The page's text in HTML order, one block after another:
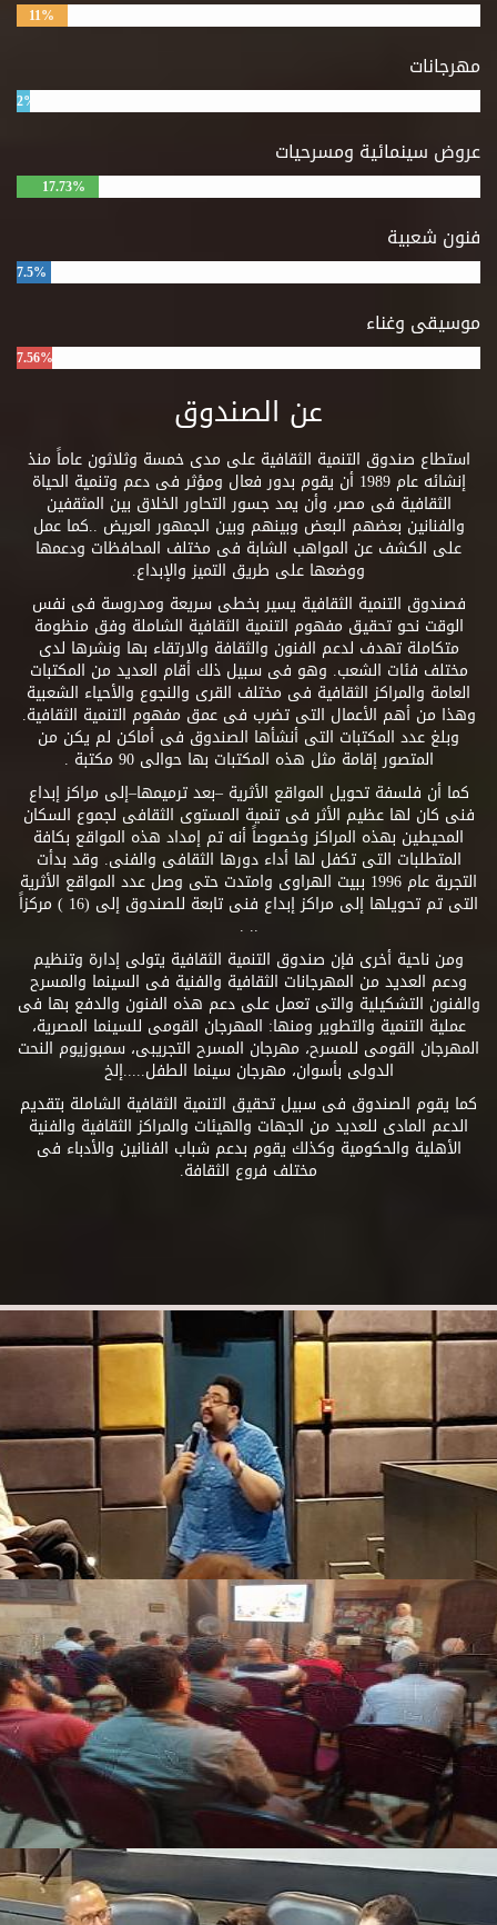
11%
مهرجانات
2%
عروض سينمائية ومسرحيات
17.73%
فنون شعبية
7.5%
موسيقى وغناء
7.56%
عن الصندوق
استطاع صندوق التنمية الثقافية على مدى خمسة وثلاثون عاماً منذ
إنشائه عام 1989 أن يقوم بدور فعال ومؤثر فى دعم وتنمية الحياة
الثقافية فى مصر، وأن يمد جسور التحاور الخلاق بين المثقفين
والفنانين بعضهم البعض وبينهم وبين الجمهور العريض ..كما عمل
على الكشف عن المواهب الشابة فى مختلف المحافظات ودعمها
ووضعها على طريق التميز والإبداع.
فصندوق التنمية الثقافية يسير بخطى سريعة ومدروسة فى نفس
الوقت نحو تحقيق مفهوم التنمية الثقافية الشاملة وفق منظومة
متكاملة تهدف لدعم الفنون والثقافة والارتقاء بها ونشرها لدى
مختلف فئات الشعب. وهو فى سبيل ذلك أقام العديد من المكتبات
العامة والمراكز الثقافية فى مختلف القرى والنجوع والأحياء الشعبية
وهذا من أهم الأعمال التى تضرب فى عمق مفهوم التنمية الثقافية.
وبلغ عدد المكتبات التى أنشأها الصندوق فى أماكن لم يكن من
المتصور إقامة مثل هذه المكتبات بها حوالى 90 مكتبة .
كما أن فلسفة تحويل المواقع الأثرية –بعد ترميمها–إلى مراكز إبداع
فنى كان لها عظيم الأثر فى تنمية المستوى الثقافى لجموع السكان
المحيطين بهذه المراكز وخصوصاً أنه تم إمداد هذه المواقع بكافة
المتطلبات التى تكفل لها أداء دورها الثقافى والفنى. وقد بدأت
التجربة عام 1996 ببيت الهراوى وامتدت حتى وصل عدد المواقع الأثرية
التى تم تحويلها إلى مراكز إبداع فنى تابعة للصندوق إلى (16 ) مركزاً
.. .
ومن ناحية أخرى فإن صندوق التنمية الثقافية يتولى إدارة وتنظيم
ودعم العديد من المهرجانات الثقافية والفنية فى السينما والمسرح
والفنون التشكيلية والتى تعمل على دعم هذه الفنون والدفع بها فى
عملية التنمية والتطوير ومنها: المهرجان القومى للسينما المصرية،
المهرجان القومى للمسرح، مهرجان المسرح التجريبى، سمبوزيوم النحت
الدولى بأسوان، مهرجان سينما الطفل.....إلخ
كما يقوم الصندوق فى سبيل تحقيق التنمية الثقافية الشاملة بتقديم
الدعم المادى للعديد من الجهات والهيئات والمراكز الثقافية والفنية
الأهلية والحكومية وكذلك يقوم بدعم شباب الفنانين والأدباء فى
مختلف فروع الثقافة.